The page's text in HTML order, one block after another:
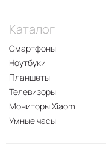
Каталог
Смартфоны
Ноутбуки
Планшеты
Телевизоры
Мониторы Xiaomi
Умные часы